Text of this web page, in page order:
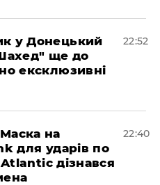
у Донецький
ще до
ексклюзивні
22:52
на
для ударів по
дізнався
22:40